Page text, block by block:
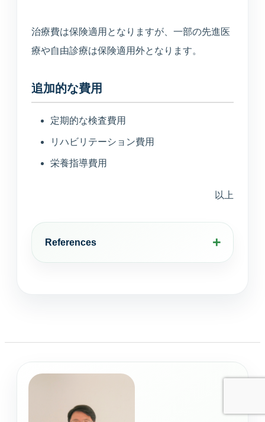
治療費は保険適用となりますが、一部の先進医
療や自由診療は保険適用外となります。
追加的な費用
定期的な検査費用
リハビリテーション費用
栄養指導費用
以上
References
MARUOKA AI GUIDE
まるおかAI案内
公開情報のみ
こんにちは。予約ページ、電話番号、診
目安をご案内できます。
診断や個人情報の受付は行わず、公開中の院
予約ページはどこ？ 今やってる？ 美容の問い合わせ先は？